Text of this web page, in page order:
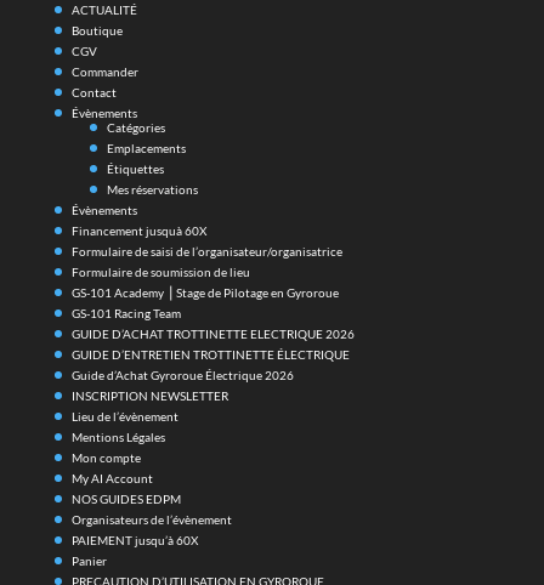
ACTUALITÉ
Boutique
CGV
Commander
Contact
Évènements
Catégories
Emplacements
Étiquettes
Mes réservations
Évènements
Financement jusquà 60X
Formulaire de saisi de l’organisateur/organisatrice
Formulaire de soumission de lieu
GS-101 Academy ⎪Stage de Pilotage en Gyroroue
GS-101 Racing Team
GUIDE D’ACHAT TROTTINETTE ELECTRIQUE 2026
GUIDE D’ENTRETIEN TROTTINETTE ÉLECTRIQUE
Guide d’Achat Gyroroue Électrique 2026
INSCRIPTION NEWSLETTER
Lieu de l’évènement
Mentions Légales
Mon compte
My AI Account
NOS GUIDES EDPM
Organisateurs de l’évènement
PAIEMENT jusqu’à 60X
Panier
PRECAUTION D’UTILISATION EN GYROROUE